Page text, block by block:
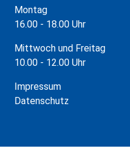
Montag
16.00 - 18.00 Uhr
Mittwoch und Freitag
10.00 - 12.00 Uhr
Impressum
Datenschutz